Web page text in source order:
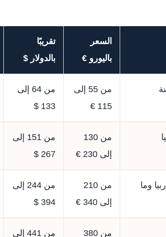
السعر
باليورو €
تقريبًا
بالدولار $
من 55 إلى
115 €
من 64 إلى
133 $
من 130
إلى 230 €
من 151 إلى
267 $
وما
من 210
إلى 340 €
من 244 إلى
394 $
من 380 من 441 إلى